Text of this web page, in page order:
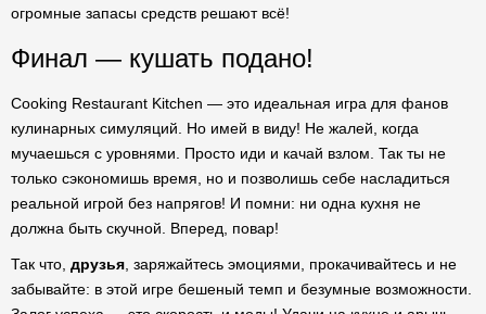
огромные запасы средств решают всё!
Финал — кушать подано!
Cooking Restaurant Kitchen — это идеальная игра для фанов
кулинарных симуляций. Но имей в виду! Не жалей, когда
мучаешься с уровнями. Просто иди и качай взлом. Так ты не
только сэкономишь время, но и позволишь себе насладиться
реальной игрой без напрягов! И помни: ни одна кухня не
должна быть скучной. Вперед, повар!
Так что, друзья , заряжайтесь эмоциями, прокачивайтесь и не
забывайте: в этой игре бешеный темп и безумные возможности.